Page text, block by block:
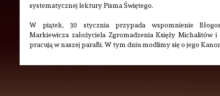
systematycznej lektury Pisma Świętego.
W piątek, 30 stycznia przypada wspomnienie
Markiewicza założyciela Zgromadzenia Księży Michalitów
pracują w naszej parafii. W tym dniu modlimy się o jego